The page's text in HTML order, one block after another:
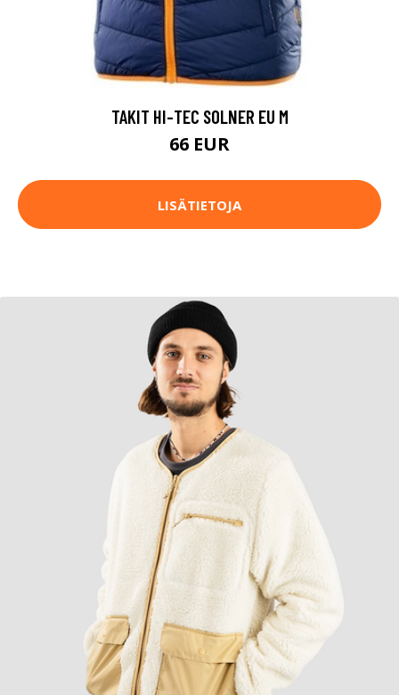
TAKIT HI-TEC SOLNER EU M
66 EUR
LISÄTIETOJA